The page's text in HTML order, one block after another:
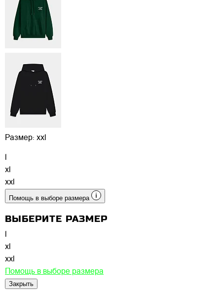
Размер: xxl
xl
xxl
Помощь в выборе размера
ВЫБЕРИТЕ РАЗМЕР
xl
xxl
Помощь в выборе размера
Закрыть